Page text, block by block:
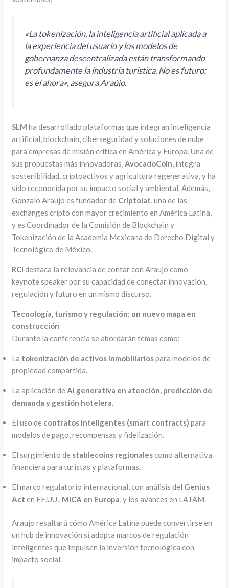
«La tokenización, la inteligencia artificial aplicada a
la experiencia del usuario y los modelos de
gobernanza descentralizada están transformando
profundamente la industria turística. No es futuro:
es el ahora», asegura Araújo.
SLMha desarrollado plataformas que integran inteligencia
artificial, blockchain, ciberseguridad y soluciones de nube
para empresas de misión crítica en América y Europa. Una de
sus propuestas más innovadoras,AvocadoCoin, integra
sostenibilidad, criptoactivos y agricultura regenerativa, y ha
sido reconocida por su impacto social y ambiental. Además,
Gonzalo Araujo es fundador de Criptolat, una de las
exchanges cripto con mayor crecimiento en América Latina,
y es Coordinador de la Comisión de Blockchain y
Tokenización de la Academia Mexicana de Derecho Digital y
Tecnológico de México.
RCI destaca la relevancia de contar con Araujo como
keynote speaker por su capacidad de conectar innovación,
regulación y futuro en un mismo discurso.
Tecnología, turismo y regulación: un nuevo mapa en
construcción
Durante la conferencia se abordarán temas como:
La tokenización de activos inmobiliariospara modelos de
propiedad compartida.
La aplicación deAI generativa en atención, predicción de
demanda y gestión hotelera.
El uso de contratos inteligentes (smart contracts) para
modelos de pago, recompensas y fidelización.
El surgimiento de stablecoins regionalescomo alternativa
financiera para turistas y plataformas.
El marco regulatorio internacional, con análisis del Genius
Act en EE.UU., MiCA en Europa, y los avances en LATAM.
Araujo resaltará cómo América Latina puede convertirse en
un hub de innovación si adopta marcos de regulación
inteligentes que impulsen la inversión tecnológica con
impacto social.